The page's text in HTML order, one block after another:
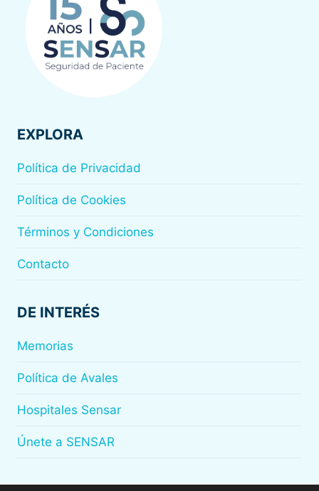
EXPLORA
Política de Privacidad
Política de Cookies
Términos y Condiciones
Contacto
DE INTERÉS
Memorias
Política de Avales
Hospitales Sensar
Únete a SENSAR